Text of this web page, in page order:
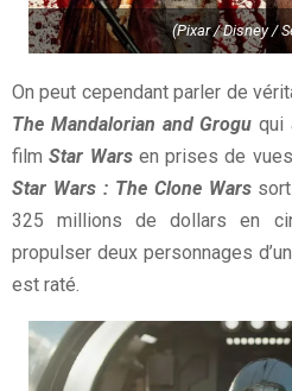
(Pixar / Disney /
On peut cependant parler de
The Mandalorian and Grogu qui
filmStar Warsen prises de
Star Wars : The Clone Wars
325 millions de dollars en
propulser deux personnages
est raté.